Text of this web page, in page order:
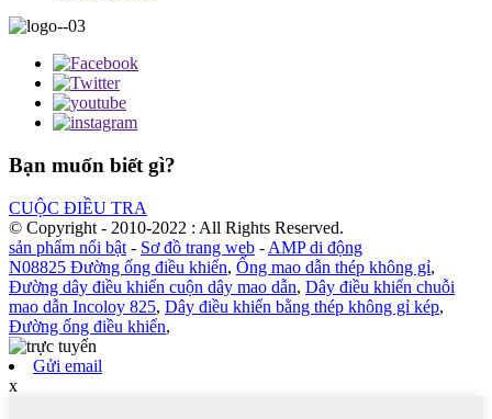
Bạn muốn biết gì?
CUỘC ĐIỀU TRA
© Copyright - 2010-2022 : All Rights Reserved.
sản phẩm nổi bật - Sơ đồ trang web - AMP di động
N08825 Đường ống điều khiển, Ống mao dẫn thép không gỉ,
Đường dây điều khiển cuộn dây mao dẫn, Dây điều khiển chuỗi
mao dẫn Incoloy 825, Dây điều khiển bằng thép không gỉ kép,
Đường ống điều khiển,
Gửi email
x